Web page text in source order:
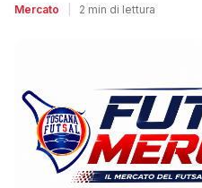
Mercato 2 min di lettura